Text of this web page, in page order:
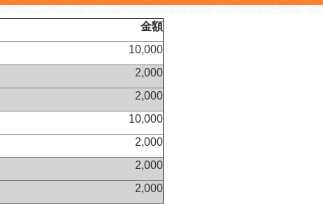
金額
10,000
2,000
2,000
10,000
2,000
2,000
2,000